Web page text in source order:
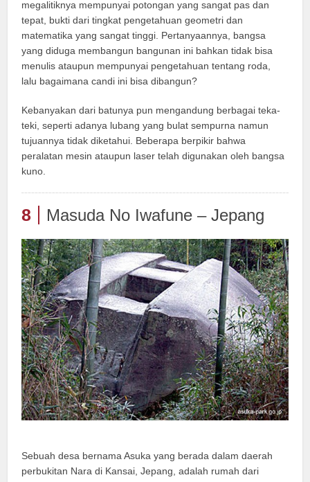
megalitiknya mempunyai potongan yang sangat pas dan
tepat, bukti dari tingkat pengetahuan geometri dan
matematika yang sangat tinggi. Pertanyaannya, bangsa
yang diduga membangun bangunan ini bahkan tidak bisa
menulis ataupun mempunyai pengetahuan tentang roda,
lalu bagaimana candi ini bisa dibangun?
Kebanyakan dari batunya pun mengandung berbagai teka-
teki, seperti adanya lubang yang bulat sempurna namun
tujuannya tidak diketahui. Beberapa berpikir bahwa
peralatan mesin ataupun laser telah digunakan oleh bangsa
kuno.
8 Masuda No Iwafune – Jepang
Sebuah desa bernama Asuka yang berada dalam daerah
perbukitan Nara di Kansai, Jepang, adalah rumah dari